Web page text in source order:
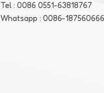
Tel :0086 0551-63818767
Whatsapp :0086-